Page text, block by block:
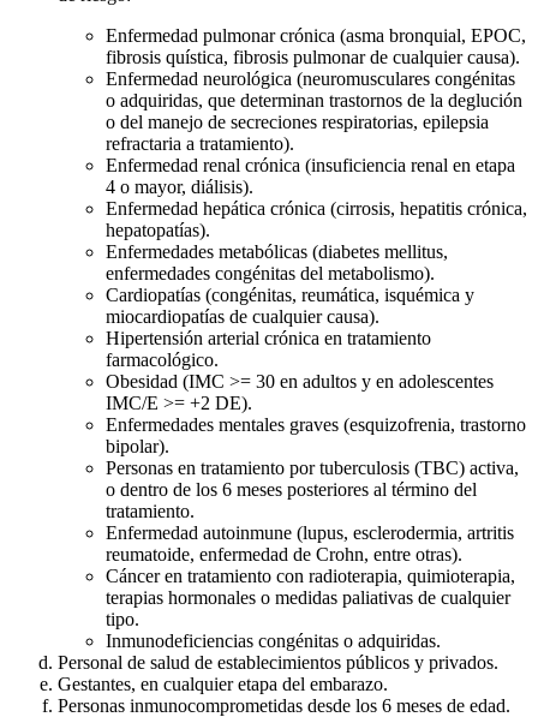
Enfermedad pulmonar crónica (asma bronquial, EPOC,
fibrosis quística, fibrosis pulmonar de cualquier causa).
Enfermedad neurológica (neuromusculares congénitas
o adquiridas, que determinan trastornos de la deglución
o del manejo de secreciones respiratorias, epilepsia
refractaria a tratamiento).
Enfermedad renal crónica (insuficiencia renal en etapa
4 o mayor, diálisis).
Enfermedad hepática crónica (cirrosis, hepatitis crónica,
hepatopatías).
Enfermedades metabólicas (diabetes mellitus,
enfermedades congénitas del metabolismo).
Cardiopatías (congénitas, reumática, isquémica y
miocardiopatías de cualquier causa).
Hipertensión arterial crónica en tratamiento
farmacológico.
Obesidad (IMC >= 30 en adultos y en adolescentes
IMC/E >= +2 DE).
Enfermedades mentales graves (esquizofrenia, trastorno
bipolar).
Personas en tratamiento por tuberculosis (TBC) activa,
o dentro de los 6 meses posteriores al término del
tratamiento.
Enfermedad autoinmune (lupus, esclerodermia, artritis
reumatoide, enfermedad de Crohn, entre otras).
Cáncer en tratamiento con radioterapia, quimioterapia,
terapias hormonales o medidas paliativas de cualquier
tipo.
Inmunodeficiencias congénitas o adquiridas.
Personal de salud de establecimientos públicos y privados.
Gestantes, en cualquier etapa del embarazo.
Personas inmunocomprometidas desde los 6 meses de edad.